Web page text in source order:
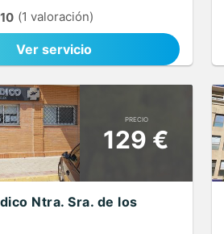
10 (1 valoración)
Ver servicio
PRECIO
129 €
Ntra. Sra. de los